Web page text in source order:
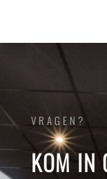
VRAGEN?
KOM IN